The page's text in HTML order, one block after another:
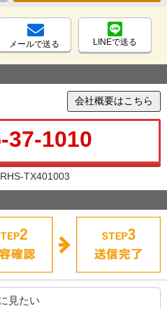
メールで送る LINEで送る
会社概要はこちら
37-1010
TX401003
見たい